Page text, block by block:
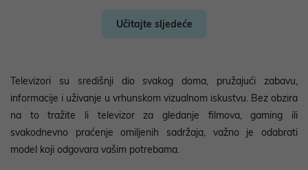
Učitajte sljedeće
Televizori su središnji dio svakog doma, pružajući zabavu,
informacije i uživanje u vrhunskom vizualnom iskustvu. Bez obzira
na to tražite li televizor za gledanje filmova, gaming ili
svakodnevno praćenje omiljenih sadržaja, važno je odabrati
model koji odgovara vašim potrebama.